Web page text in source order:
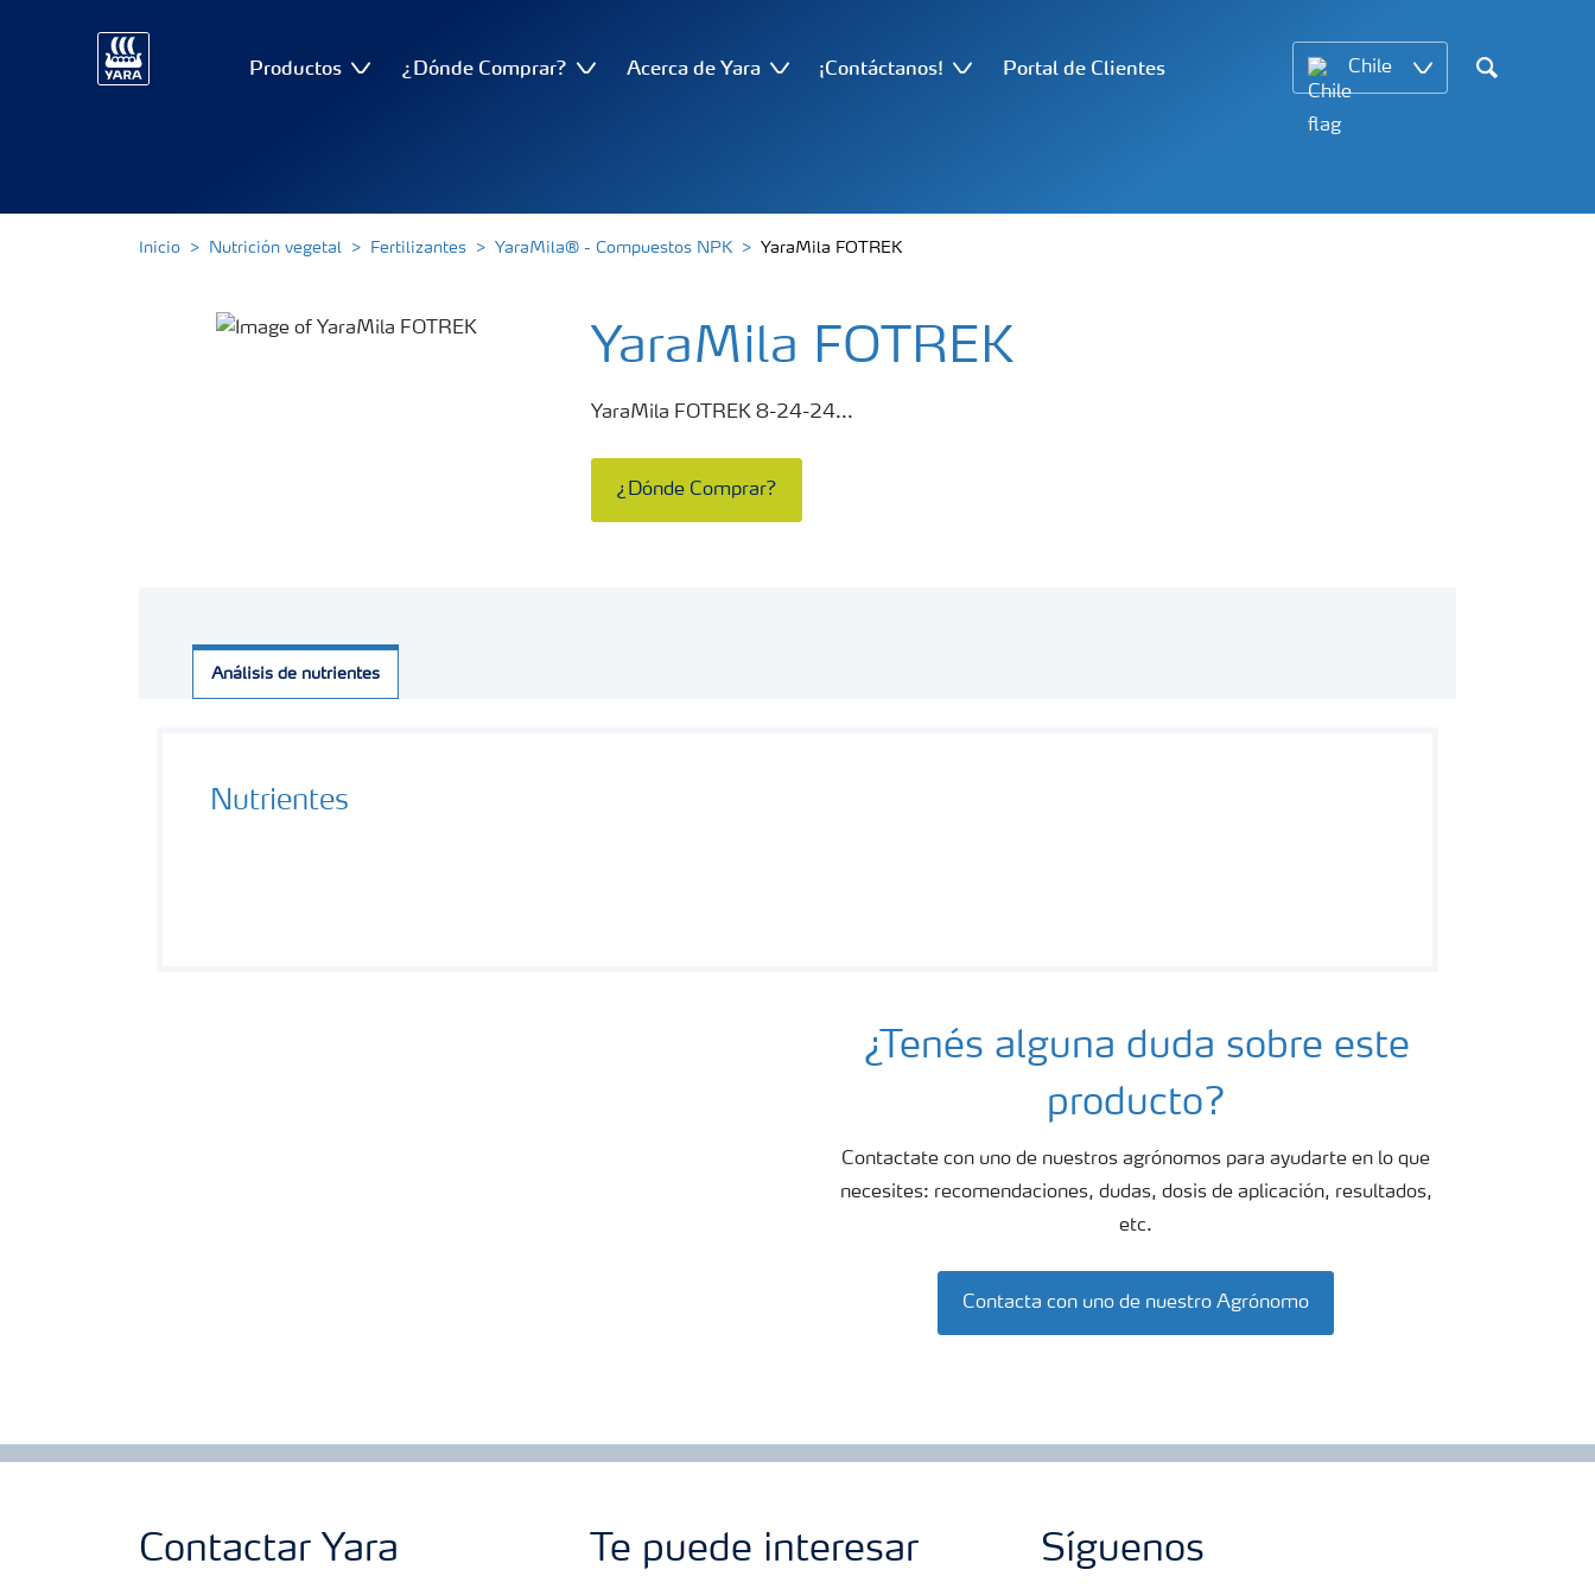
Productos ¿Dónde Comprar? Acerca de Yara ¡Contáctanos! Portal de Clientes Chile
Search
Inicio Nutrición vegetal Fertilizantes YaraMila® - Compuestos NPK YaraMila FOTREK
YaraMila FOTREK
YaraMila FOTREK 8-24-24...
¿Dónde Comprar?
Análisis de nutrientes
Nutrientes
¿Tenés alguna duda sobre este
producto?
Contactate con uno de nuestros agrónomos para ayudarte en lo que
necesites: recomendaciones, dudas, dosis de aplicación, resultados,
etc.
Contacta con uno de nuestro Agrónomo
Contactar Yara Te puede interesar Síguenos